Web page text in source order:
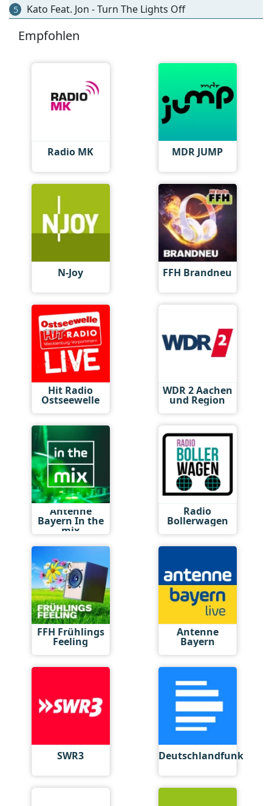
5 Kato Feat. Jon - Turn The Lights Off
Empfohlen
Radio MK MDR JUMP
N-Joy FFH Brandneu
Hit Radio
Ostseewelle
WDR 2 Aachen
und Region
Antenne
Bayern In the
mix
Radio
Bollerwagen
FFH Frühlings
Feeling
Antenne
Bayern
SWR3 Deutschlandfunk